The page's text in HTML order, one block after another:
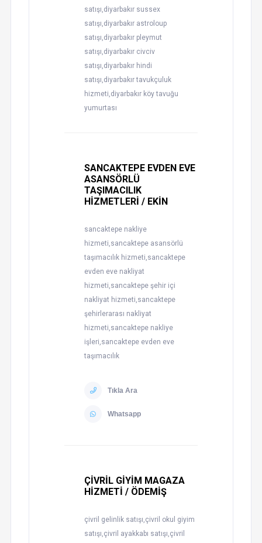
satışı,diyarbakır sussex
satışı,diyarbakır astroloup
satışı,diyarbakır pleymut
satışı,diyarbakır civciv
satışı,diyarbakır hindi
satışı,diyarbakır tavukçuluk
hizmeti,diyarbakır köy tavuğu
yumurtası
SANCAKTEPE EVDEN EVE
ASANSÖRLÜ
TAŞIMACILIK
HİZMETLERİ / EKİN
sancaktepe nakliye
hizmeti,sancaktepe asansörlü
taşımacılık hizmeti,sancaktepe
evden eve nakliyat
hizmeti,sancaktepe şehir içi
nakliyat hizmeti,sancaktepe
şehirlerarası nakliyat
hizmeti,sancaktepe nakliye
işleri,sancaktepe evden eve
taşımacılık
Tıkla Ara
Whatsapp
ÇİVRİL GİYİM MAGAZA
HİZMETİ / ÖDEMİŞ
çivril gelinlik satışı,çivril okul giyim
satışı,çivril ayakkabı satışı,çivril